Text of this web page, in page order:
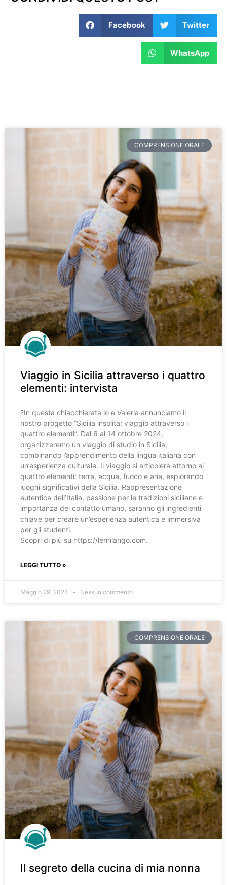
Facebook Twitter
WhatsApp
COMPRENSIONE ORALE
Viaggio in Sicilia attraverso i quattro
elementi: intervista
?️In questa chiacchierata io e Valeria annunciamo il
nostro progetto “Sicilia insolita: viaggio attraverso i
quattro elementi”. Dal 6 al 14 ottobre 2024,
organizzeremo un viaggio di studio in Sicilia,
combinando l’apprendimento della lingua italiana con
un’esperienza culturale. Il viaggio si articolerà attorno ai
quattro elementi: terra, acqua, fuoco e aria, esplorando
luoghi significativi della Sicilia. Rappresentazione
autentica dell’Italia, passione per le tradizioni siciliane e
importanza del contatto umano, saranno gli ingredienti
chiave per creare un’esperienza autentica e immersiva
per gli studenti.
Scopri di più su https://lernilango.com.
LEGGI TUTTO »
Maggio 29, 2024 Nessun commento
COMPRENSIONE ORALE
Il segreto della cucina di mia nonna